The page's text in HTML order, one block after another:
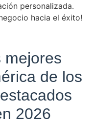
personalizada.
hacia el éxito!
mejores
de los
2026